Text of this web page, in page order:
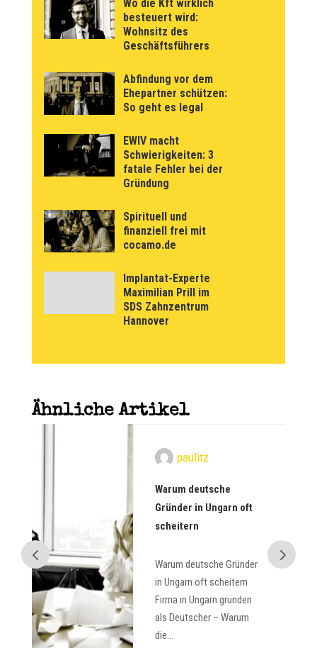
Wo die Kft wirklich
besteuert wird:
Wohnsitz des
Geschäftsführers
Abfindung vor dem
Ehepartner schützen:
So geht es legal
EWIV macht
Schwierigkeiten: 3
fatale Fehler bei der
Gründung
Spirituell und
finanziell frei mit
cocamo.de
Implantat-Experte
Maximilian Prill im
SDS Zahnzentrum
Hannover
Ähnliche Artikel
paulitz
Warum deutsche
Gründer in Ungarn oft
scheitern
Warum deutsche Gründer
in Ungarn oft scheitern
Firma in Ungarn gründen
als Deutscher – Warum
die...